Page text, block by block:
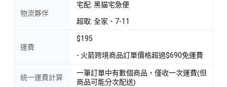
物流夥伴
宅配: 黑貓宅急便
超取: 全家、7-11
運費
$195
- 火箭跨境商品訂單價格超過$690免運費
統一運費計算
一筆訂單中有數個商品，僅收一次運費(但
商品可能分次配送)